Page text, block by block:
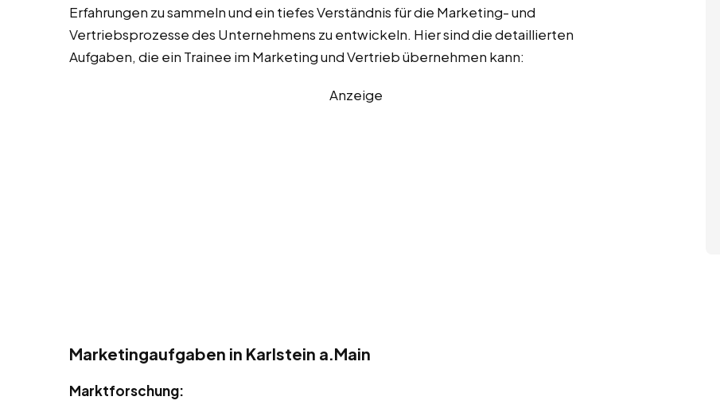
Erfahrungen zu sammeln und ein tiefes Verständnis für die Marketing- und
Vertriebsprozesse des Unternehmens zu entwickeln. Hier sind die detaillierten
Aufgaben, die ein Trainee im Marketing und Vertrieb übernehmen kann:
Anzeige
Marketingaufgaben in Karlstein a.Main
Marktforschung: